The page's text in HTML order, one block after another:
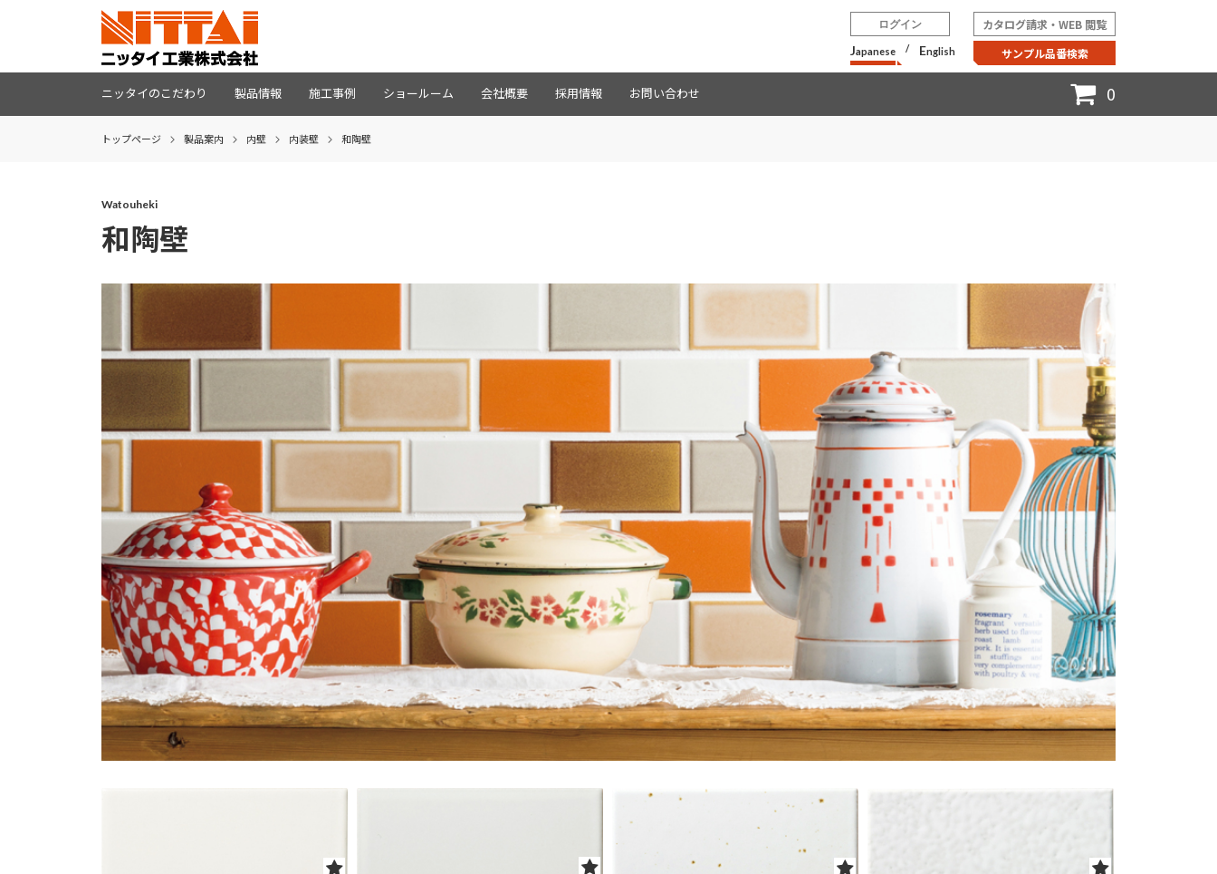
ログイン
Japanese / English
カタログ請求・WEB 閲覧
サンプル品番検索
ニッタイのこだわり 製品情報 施工事例 ショールーム 会社概要 採用情報 お問い合わせ 0
トップページ 製品案内 内壁 内装壁 和陶壁
Watouheki
和陶壁